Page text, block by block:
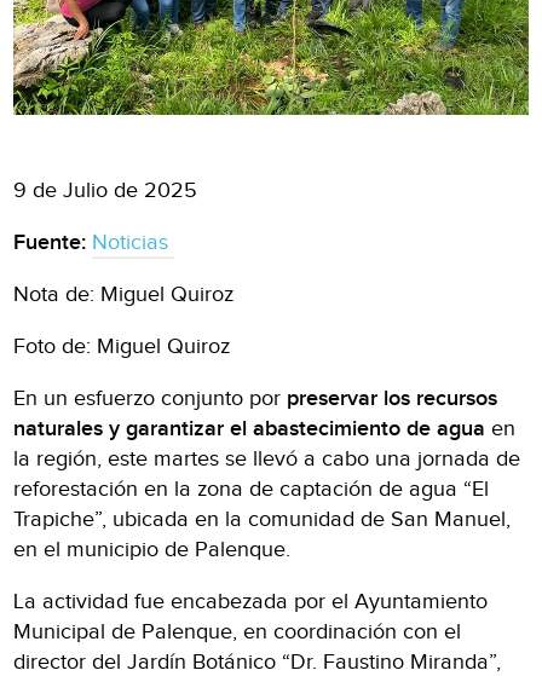
9 de Julio de 2025
Fuente: Noticias
Nota de: Miguel Quiroz
Foto de: Miguel Quiroz
En un esfuerzo conjunto por preservar los recursos
naturales y garantizar el abastecimiento de agua en
la región, este martes se llevó a cabo una jornada de
reforestación en la zona de captación de agua “El
Trapiche”, ubicada en la comunidad de San Manuel,
en el municipio de Palenque.
La actividad fue encabezada por el Ayuntamiento
Municipal de Palenque, en coordinación con el
director del Jardín Botánico “Dr. Faustino Miranda”,